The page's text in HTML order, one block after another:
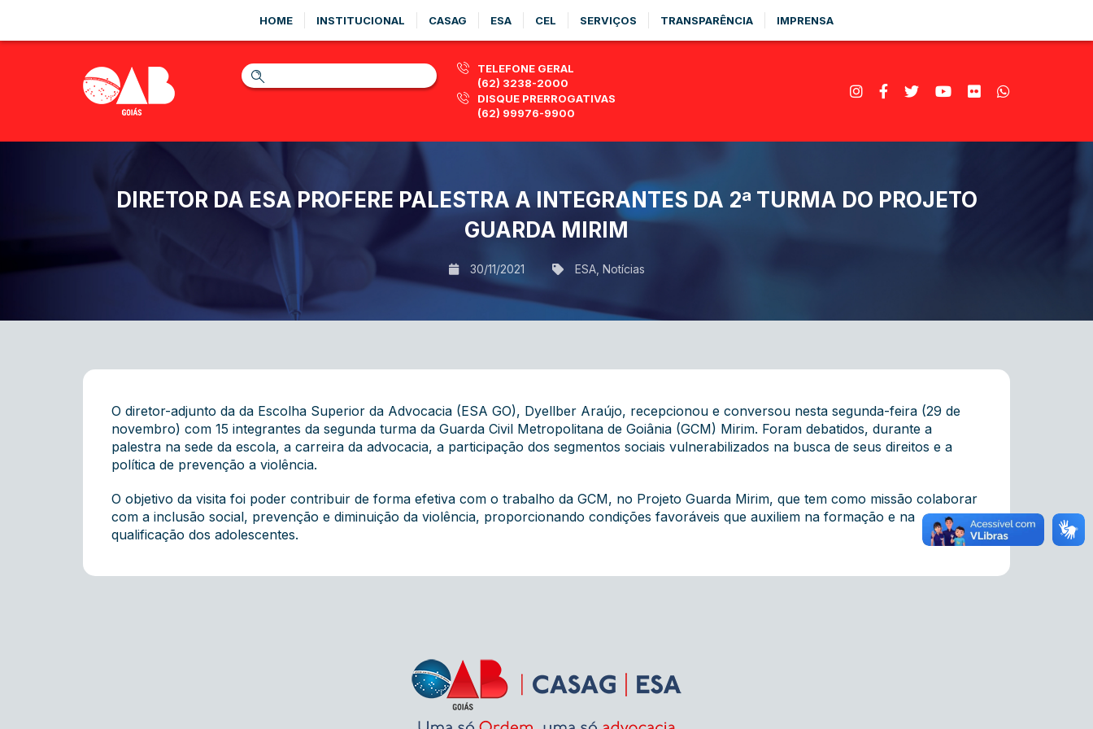
HOME INSTITUCIONAL CASAG ESA CEL SERVIÇOS TRANSPARÊNCIA IMPRENSA
TELEFONE GERAL
(62) 3238-2000
DISQUE PRERROGATIVAS
(62) 99976-9900
DIRETOR DA ESA PROFERE PALESTRA A INTEGRANTES DA 2ª TURMA DO PROJETO
GUARDA MIRIM
30/11/2021 ESA, Notícias
O diretor-adjunto da da Escolha Superior da Advocacia (ESA GO), Dyellber Araújo, recepcionou e conversou nesta segunda-feira (29 de
novembro) com 15 integrantes da segunda turma da Guarda Civil Metropolitana de Goiânia (GCM) Mirim. Foram debatidos, durante a
palestra na sede da escola, a carreira da advocacia, a participação dos segmentos sociais vulnerabilizados na busca de seus direitos e a
política de prevenção a violência.
O objetivo da visita foi poder contribuir de forma efetiva com o trabalho da GCM, no Projeto Guarda Mirim, que tem como missão colaborar
com a inclusão social, prevenção e diminuição da violência, proporcionando condições favoráveis que auxiliem na formação e na
qualificação dos adolescentes.